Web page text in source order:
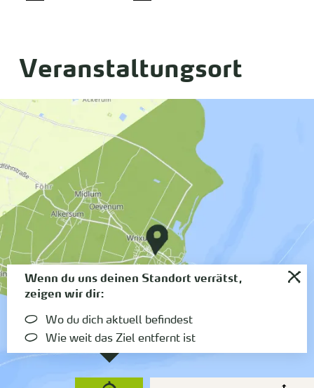
Veranstaltungsort
Wenn du uns deinen Standort verrätst,
zeigen wir dir:
Wo du dich aktuell befindest
Wie weit das Ziel entfernt ist